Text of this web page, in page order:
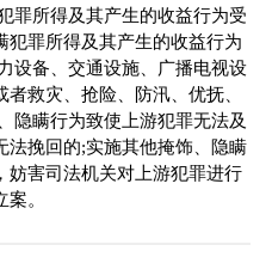
罪所得及其产生的收益行为受
犯罪所得及其产生的收益行为
设备、交通设施、广播电视设
救灾、抢险、防汛、优抚、
隐瞒行为致使上游犯罪无法及
法挽回的;实施其他掩饰、隐瞒
妨害司法机关对上游犯罪进行
。